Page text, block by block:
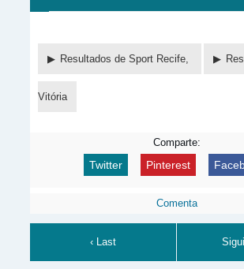
Resultados de Sport Recife,
Vitória
Comparte:
Twitter Pinterest
Comenta
‹ Last